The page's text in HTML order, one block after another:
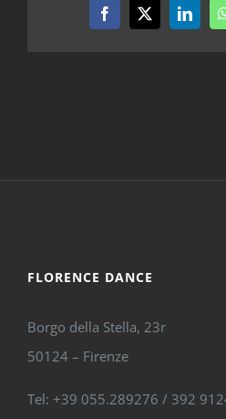
Facebook
X
FLORENCE DANCE
Borgo della Stella, 23r
50124 – Firenze
Tel: +39 055.289276 / 392